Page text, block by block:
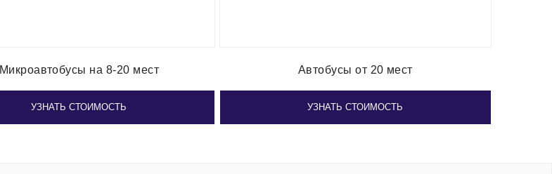
Микроавтобусы на 8-20 мест
УЗНАТЬ СТОИМОСТЬ
Автобусы от 20 мест
УЗНАТЬ СТОИМОСТЬ